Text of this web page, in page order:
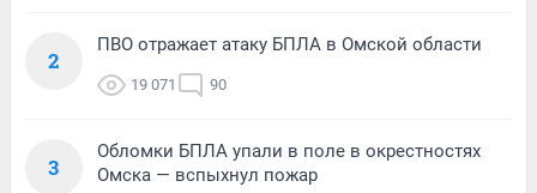
2
ПВО отражает атаку БПЛА в Омской области
19 071 90
3
Обломки БПЛА упали в поле в окрестностях
Омска — вспыхнул пожар